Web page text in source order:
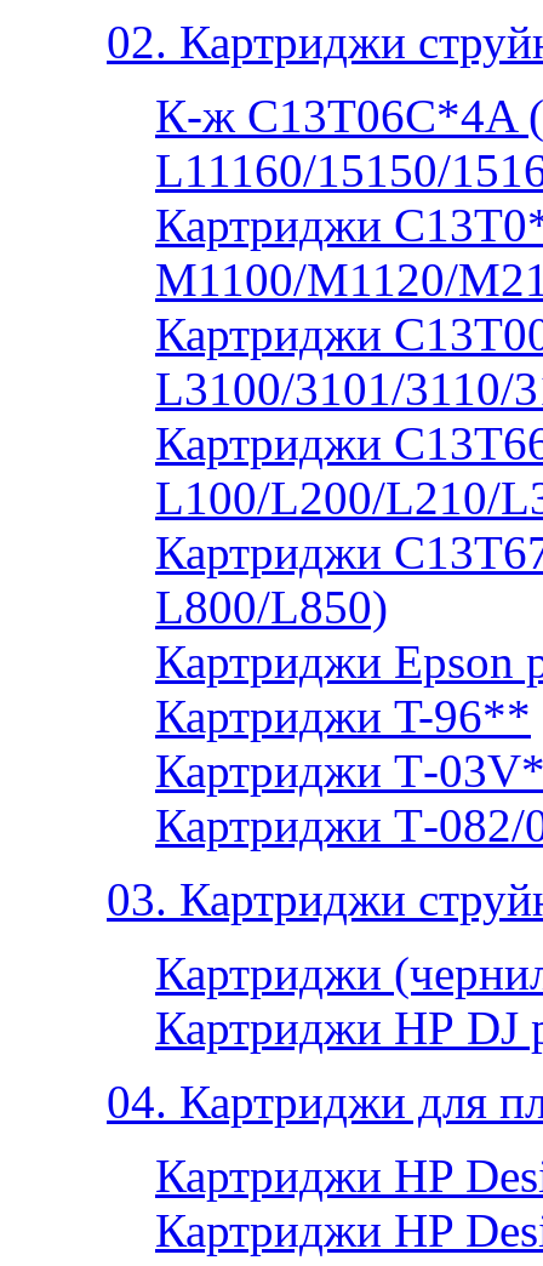
02. Картриджи
К-ж
L11160/15150/
Картриджи
M1100/M1120/
Картриджи
L3100/3101/3110/
Картриджи
L100/L200/L210/
Картриджи
L800/L850)
Картриджи Epson
Картриджи T-96**
Картриджи Т-
Картриджи Т-
03. Картриджи
Картриджи
Картриджи НР DJ
04. Картриджи для
Картриджи HP
Картриджи HP